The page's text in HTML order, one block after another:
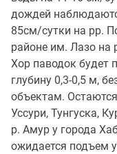
дождей
85см/сутки на рр.
районе им. Лазо на
Хор паводок будет
глубину 0,3-0,5 м,
объектам.
Уссури, Тунгуска,
р. Амур у города
ожидается подъем